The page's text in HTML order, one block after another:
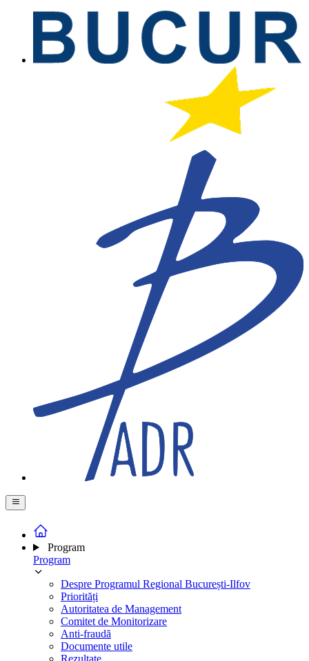
Program
Program
Despre Programul Regional București-Ilfov
Priorități
Autoritatea de Management
Comitet de Monitorizare
Anti-fraudă
Documente utile
Rezultate